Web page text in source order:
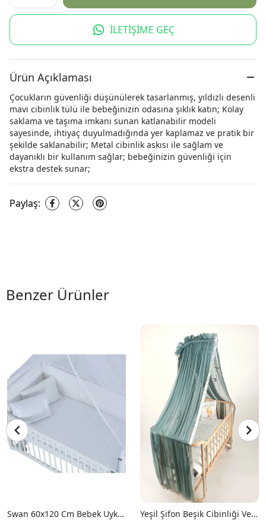
İLETİŞİME GEÇ
Ürün Açıklaması
Çocukların güvenliği düşünülerek tasarlanmış, yıldızlı desenli
mavi cibinlik tülü ile bebeğinizin odasına şıklık katın; Kolay
saklama ve taşıma imkanı sunan katlanabilir modeli
sayesinde, ihtiyaç duyulmadığında yer kaplamaz ve pratik bir
şekilde saklanabilir; Metal cibinlik askısı ile sağlam ve
dayanıklı bir kullanım sağlar; bebeğinizin güvenliği için
ekstra destek sunar;
Paylaş:
Benzer Ürünler
Swan 60x120 Cm Bebek Uyku Seti Takımı Yeşil Şifon Beşik Cibinliği Ve Metal Cibinlik Askısı